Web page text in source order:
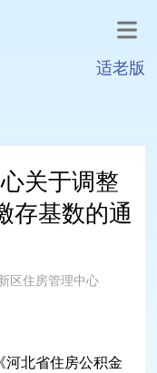
适老版
关于调整
存基数的通
区住房管理中心
北省住房公积金